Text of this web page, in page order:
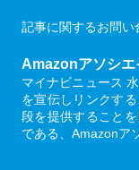
記事に関するお問い
Amazonアソシエ
マイナビニュース
を宣伝しリンクす
段を提供すること
である、Amazonア